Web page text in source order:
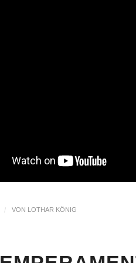
/ VON LOTHAR KÖNIG